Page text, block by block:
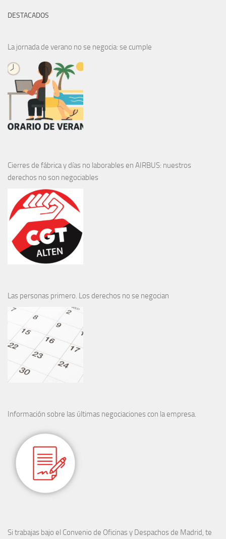
DESTACADOS
La jornada de verano no se negocia: se cumple
Cierres de fábrica y días no laborables en AIRBUS: nuestros
derechos no son negociables
Las personas primero. Los derechos no se negocian
Información sobre las últimas negociaciones con la empresa.
Si trabajas bajo el Convenio de Oficinas y Despachos de Madrid, te